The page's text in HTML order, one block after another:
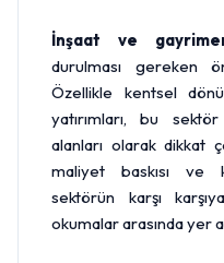
İnşaat ve
durulması gereken
Özellikle kentsel
yatırımları, bu
alanları olarak dikkat
maliyet baskısı ve
sektörün karşı
okumalar arasında yer